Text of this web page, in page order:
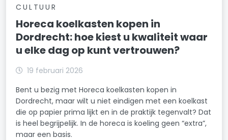
CULTUUR
Horeca koelkasten kopen in
Dordrecht: hoe kiest u kwaliteit waar
u elke dag op kunt vertrouwen?
19 februari 2026
Bent u bezig met Horeca koelkasten kopen in
Dordrecht, maar wilt u niet eindigen met een koelkast
die op papier prima lijkt en in de praktijk tegenvalt? Dat
is heel begrijpelijk. In de horeca is koeling geen “extra”,
maar een basis.